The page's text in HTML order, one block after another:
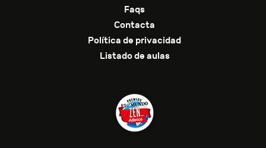
Faqs
Contacta
Política de privacidad
Listado de aulas